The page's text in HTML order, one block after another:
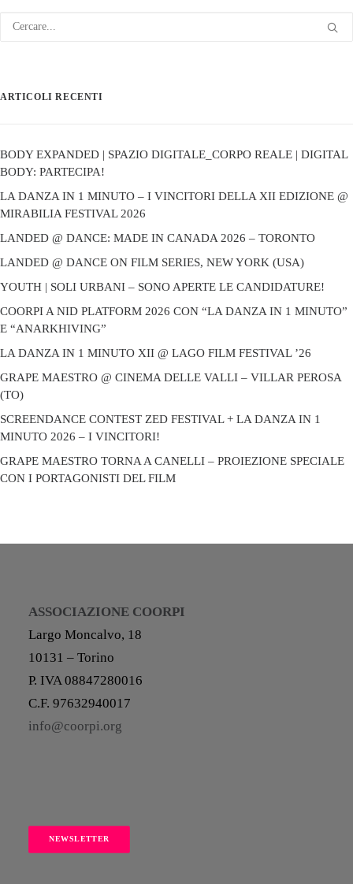
ARTICOLI RECENTI
BODY EXPANDED | SPAZIO DIGITALE_CORPO REALE | DIGITAL
BODY: PARTECIPA!
LA DANZA IN 1 MINUTO – I VINCITORI DELLA XII EDIZIONE @
MIRABILIA FESTIVAL 2026
LANDED @ DANCE: MADE IN CANADA 2026 – TORONTO
LANDED @ DANCE ON FILM SERIES, NEW YORK (USA)
YOUTH | SOLI URBANI – SONO APERTE LE CANDIDATURE!
COORPI A NID PLATFORM 2026 CON “LA DANZA IN 1 MINUTO”
E “ANARKHIVING”
LA DANZA IN 1 MINUTO XII @ LAGO FILM FESTIVAL ’26
GRAPE MAESTRO @ CINEMA DELLE VALLI – VILLAR PEROSA
(TO)
SCREENDANCE CONTEST ZED FESTIVAL + LA DANZA IN 1
MINUTO 2026 – I VINCITORI!
GRAPE MAESTRO TORNA A CANELLI – PROIEZIONE SPECIALE
CON I PORTAGONISTI DEL FILM
ASSOCIAZIONE COORPI
Largo Moncalvo, 18
10131 – Torino
P. IVA 08847280016
C.F. 97632940017
info@coorpi.org
NEWSLETTER